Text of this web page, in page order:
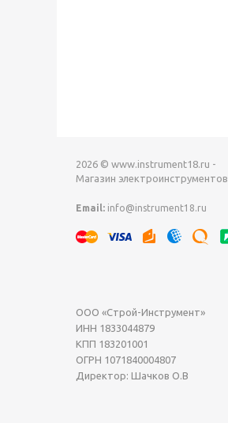
2026 © www.instrument18.ru -
Магазин электроинструментов
Email: info@instrument18.ru
ООО «Строй-Инструмент»
ИНН 1833044879
КПП 183201001
ОГРН 1071840004807
Директор: Шачков О.В